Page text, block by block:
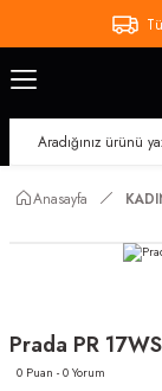
Anasayfa
Prada PR
0 Puan - 0 Yorum